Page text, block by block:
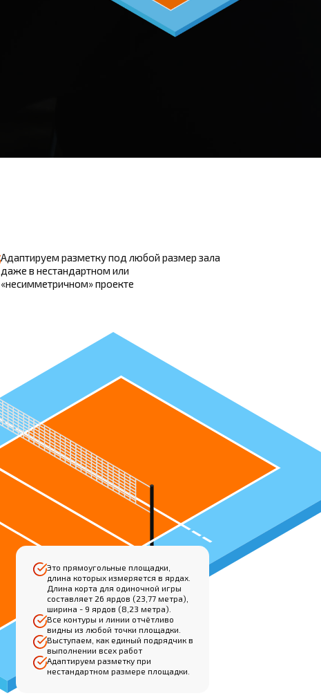
Адаптируем разметку под любой размер зала
даже в нестандартном или
«несимметричном» проекте
Это прямоугольные площадки,
длина которых измеряется в ярдах.
Длина корта для одиночной игры
составляет 26 ярдов (23,77 метра),
ширина - 9 ярдов (8,23 метра).
Все контуры и линии отчётливо
видны из любой точки площадки.
Выступаем, как единый подрядчик в
выполнении всех работ
Адаптируем разметку при
нестандартном размере площадки.